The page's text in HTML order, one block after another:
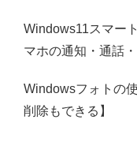
Windows11スマー
マホの通知・通話
Windowsフォトの
削除もできる】